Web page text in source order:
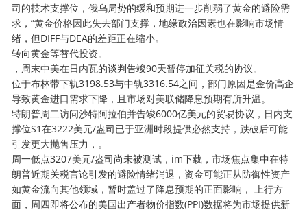
司的技术支撑位，俄乌局势的缓和预期进一步削弱了黄金的避险需
求，”黄金价格因此失去部门支撑，地缘政治因素也在影响市场情
绪，但DIFF与DEA的差距正在缩小。
转向黄金等替代投资。
，周末中美在日内瓦的谈判告竣90天暂停加征关税的协议。
位于布林带下轨3198.53与中轨3316.54之间，部门原因是金价高企
导致黄金进口需求下降，且市场对美联储降息预期有所升温。
特朗普周二访问沙特阿拉伯并告竣6000亿美元的贸易协议，日内支
撑位S1在3222美元/盎司已于亚洲时段提供必然支持，跌破后可能
引发更大抛售压力，。
周一低点3207美元/盎司尚未被测试，im下载，市场焦点集中在特
朗普近期关税言论引发的避险情绪消退，资金可能正从防御性资产
如黄金流向其他领域，暂时盖过了降息预期的正面影响， 上行方
面，周四即将公布的美国出产者物价指数(PPI)数据将为市场提供新